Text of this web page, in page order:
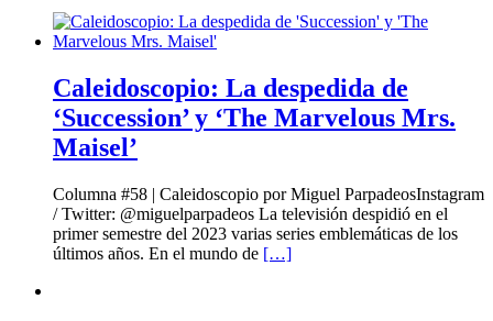
Caleidoscopio: La despedida de
‘Succession’ y ‘The Marvelous Mrs.
Maisel’
Columna #58 | Caleidoscopio por Miguel ParpadeosInstagram
/ Twitter: @miguelparpadeos La televisión despidió en el
primer semestre del 2023 varias series emblemáticas de los
últimos años. En el mundo de […]